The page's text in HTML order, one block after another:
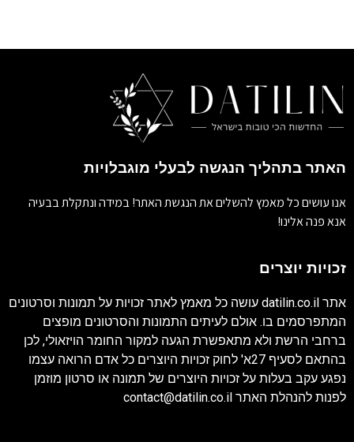
האתר בתהליך הנגשה לבעלי מוגבלויות
אנו עושים כל מאמץ להשלים את הנגשת האתר! במידה ונתקלת בבעיה
אנא פנה אלינו!
זכויות יוצרים
אתר datilin.co.il עושה כל מאמץ לאתר זכויות על תמונות וסרטונים
המתפרסמים בו. אולם לעיתים התמונות והסרטונים מופצים
ברחבי הרשת ולא מתאפשרת הגעה למקור החומר הויזאולי, לכן
בהתאם לסעיף 27א' לחוק זכויות היוצרים כל אדם הרואה עצמו
נפגע עקב בעלות על זכויות היוצרים של תמונה או סרטון מוזמן
לפנות להנהלת האתר contact@datilin.co.il